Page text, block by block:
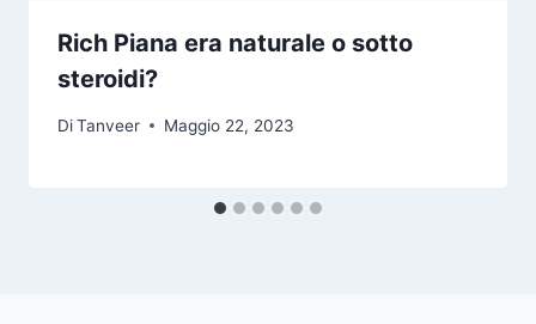
Rich Piana era naturale o sotto
steroidi?
DiTanveer Maggio 22, 2023